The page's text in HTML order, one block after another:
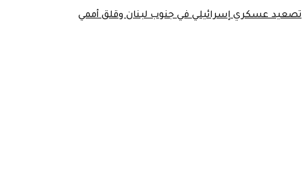
تصعيد عسكري إسرائيلي في جنوب لبنان وقلق أممي